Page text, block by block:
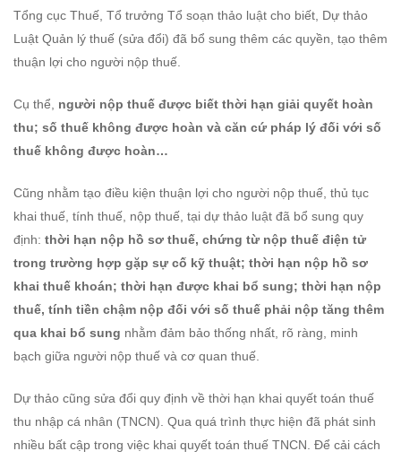
Tổng cục Thuế, Tổ trưởng Tổ soạn thảo luật cho biết, Dự thảo
Luật Quản lý thuế (sửa đổi) đã bổ sung thêm các quyền, tạo thêm
thuận lợi cho người nộp thuế.
Cụ thể, người nộp thuế được biết thời hạn giải quyết hoàn
thu; số thuế không được hoàn và căn cứ pháp lý đối với số
thuế không được hoàn…
Cũng nhằm tạo điều kiện thuận lợi cho người nộp thuế, thủ tục
khai thuế, tính thuế, nộp thuế, tại dự thảo luật đã bổ sung quy
định: thời hạn nộp hồ sơ thuế, chứng từ nộp thuế điện tử
trong trường hợp gặp sự cố kỹ thuật; thời hạn nộp hồ sơ
khai thuế khoán; thời hạn được khai bổ sung; thời hạn nộp
thuế, tính tiền chậm nộp đối với số thuế phải nộp tăng thêm
qua khai bổ sung nhằm đảm bảo thống nhất, rõ ràng, minh
bạch giữa người nộp thuế và cơ quan thuế.
Dự thảo cũng sửa đổi quy định về thời hạn khai quyết toán thuế
thu nhập cá nhân (TNCN). Qua quá trình thực hiện đã phát sinh
nhiều bất cập trong việc khai quyết toán thuế TNCN. Để cải cách